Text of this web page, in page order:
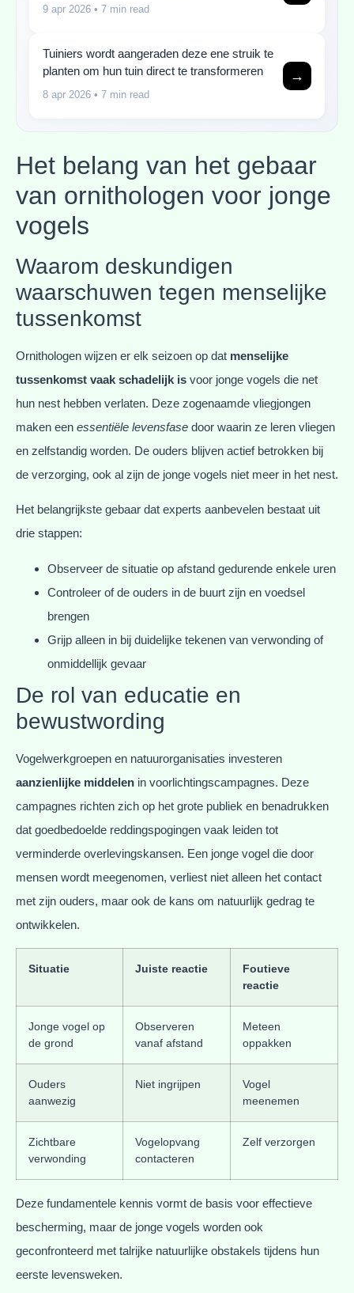
9 apr 2026 • 7 min read
Tuiniers wordt aangeraden deze ene struik te
planten om hun tuin direct te transformeren
8 apr 2026 • 7 min read
→
Het belang van het gebaar
van ornithologen voor jonge
vogels
Waarom deskundigen
waarschuwen tegen menselijke
tussenkomst
Ornithologen wijzen er elk seizoen op dat menselijke
tussenkomst vaak schadelijk is voor jonge vogels die net
hun nest hebben verlaten. Deze zogenaamde vliegjongen
maken een essentiële levensfase door waarin ze leren vliegen
en zelfstandig worden. De ouders blijven actief betrokken bij
de verzorging, ook al zijn de jonge vogels niet meer in het nest.
Het belangrijkste gebaar dat experts aanbevelen bestaat uit
drie stappen:
Observeer de situatie op afstand gedurende enkele uren
Controleer of de ouders in de buurt zijn en voedsel
brengen
Grijp alleen in bij duidelijke tekenen van verwonding of
onmiddellijk gevaar
De rol van educatie en
bewustwording
Vogelwerkgroepen en natuurorganisaties investeren
aanzienlijke middelen in voorlichtingscampagnes. Deze
campagnes richten zich op het grote publiek en benadrukken
dat goedbedoelde reddingspogingen vaak leiden tot
verminderde overlevingskansen. Een jonge vogel die door
mensen wordt meegenomen, verliest niet alleen het contact
met zijn ouders, maar ook de kans om natuurlijk gedrag te
ontwikkelen.
Situatie Juiste reactie
Foutieve
reactie
Jonge vogel op
de grond
Observeren
vanaf afstand
Meteen
oppakken
Ouders
aanwezig
Niet ingrijpen
Vogel
meenemen
Zichtbare
verwonding
Vogelopvang
contacteren
Zelf verzorgen
Deze fundamentele kennis vormt de basis voor effectieve
bescherming, maar de jonge vogels worden ook
geconfronteerd met talrijke natuurlijke obstakels tijdens hun
eerste levensweken.